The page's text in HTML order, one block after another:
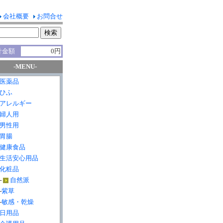
会社概要 お問合せ
金額 0円
-MENU-
医薬品
ひふ
アレルギー
婦人用
男性用
胃腸
健康食品
生活安心用品
化粧品
自然派
紫草
敏感・乾燥
日用品